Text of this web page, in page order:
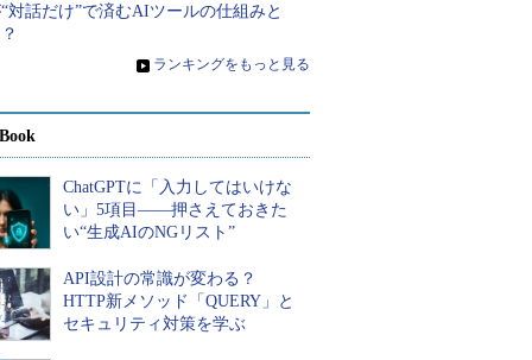
対話だけ”で済むAIツールの仕組みと
» ランキングをもっと見る
ChatGPTに「入力してはいけな
い」5項目――押さえておきた
い“生成AIのNGリスト”
API設計の常識が変わる？
HTTP新メソッド「QUERY」と
セキュリティ対策を学ぶ